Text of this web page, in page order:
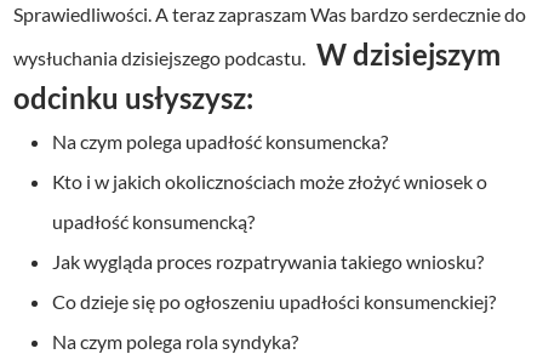
Sprawiedliwości. A teraz zapraszam Was bardzo serdecznie do
wysłuchania dzisiejszego podcastu. W dzisiejszym
odcinku usłyszysz:
Na czym polega upadłość konsumencka?
Kto i w jakich okolicznościach może złożyć wniosek o
upadłość konsumencką?
Jak wygląda proces rozpatrywania takiego wniosku?
Co dzieje się po ogłoszeniu upadłości konsumenckiej?
Na czym polega rola syndyka?